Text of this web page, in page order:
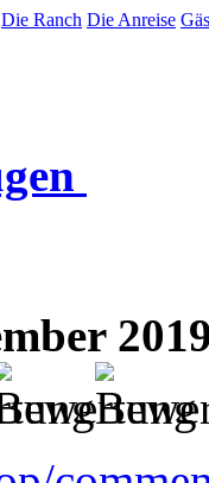
Die Ranch Die Anreise